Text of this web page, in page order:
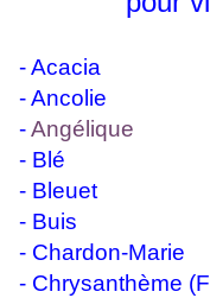
-Acacia
-Ancolie
-Angélique
- Blé
- Bleuet
- Buis
- Chardon-Marie
- Chrysanthème